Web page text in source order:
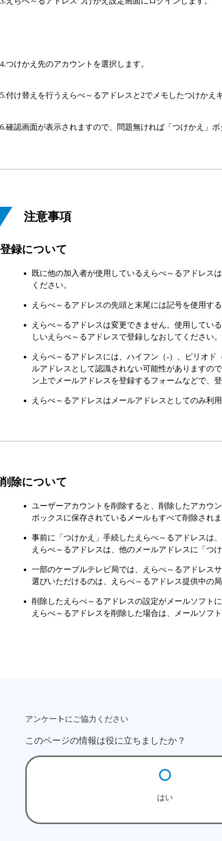
4.つけかえ先のアカウントを選択します。
5.付け替えを行うえらべ～るアドレスと2でメモしたつけかえ
6.確認画面が表示されますので、問題無ければ「つけかえ」
注意事項
登録について
既に他の加入者が使用しているえらべ～るアドレス
ください。
えらべ～るアドレスの先頭と末尾には記号を使用す
えらべ～るアドレスは変更できません。使用してい
しいえらべ～るアドレスで登録しなおしてください。
えらべ～るアドレスには、ハイフン（-）、ピリオ
ルアドレスとして認識されない可能性がありますの
ン上でメールアドレスを登録するフォームなどで、
えらべ～るアドレスはメールアドレスとしてのみ利
削除について
ユーザーアカウントを削除すると、削除したアカウ
ボックスに保存されているメールもすべて削除され
事前に「つけかえ」手続したえらべ～るアドレスは
えらべ～るアドレスは、他のメールアドレスに「つ
一部のケーブルテレビ局では、えらべ～るアドレス
選びいただけるのは、えらべ～るアドレス提供中の
削除したえらべ～るアドレスの設定がメールソフト
えらべ～るアドレスを削除した場合は、メールソフ
アンケートにご協力ください
このページの情報は役に立ちましたか？
はい